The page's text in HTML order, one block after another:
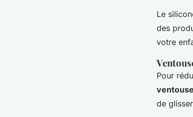
Le
des
votre
Pour
de